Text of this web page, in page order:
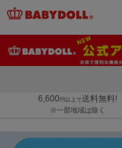
6,600 円以上で送料無料!
※一部地域は除く